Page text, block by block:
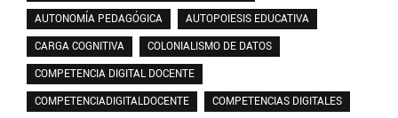
AUTONOMÍA PEDAGÓGICA
AUTOPOIESIS EDUCATIVA
CARGA COGNITIVA
COLONIALISMO DE DATOS
COMPETENCIA DIGITAL DOCENTE
COMPETENCIADIGITALDOCENTE
COMPETENCIAS DIGITALES